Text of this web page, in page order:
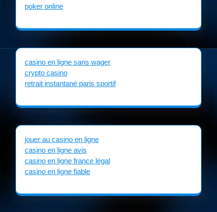
poker online
casino en ligne sans wager
crypto casino
retrait instantané paris sportif
jouer au casino en ligne
casino en ligne avis
casino en ligne france légal
casino en ligne fiable